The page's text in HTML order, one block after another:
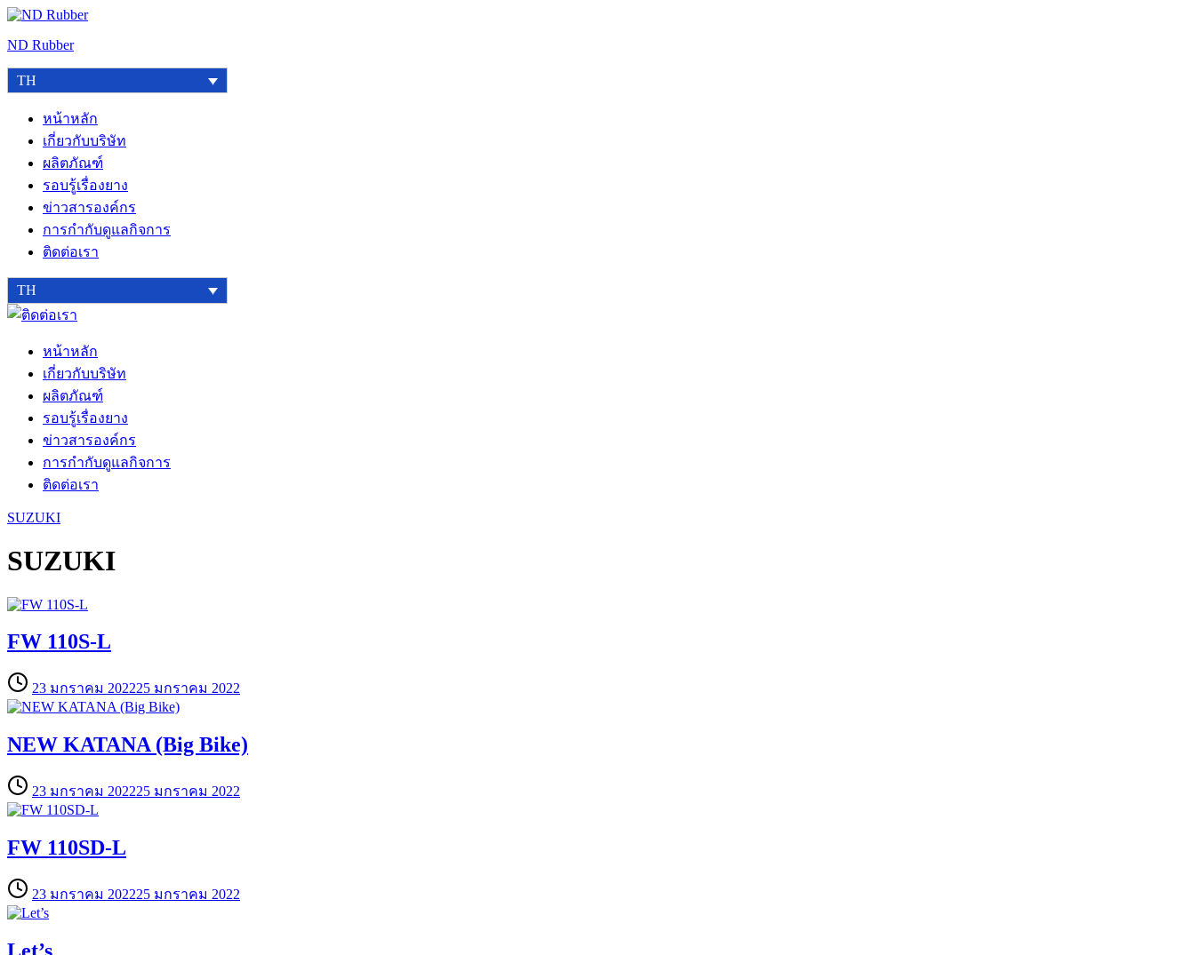
Skip
content
ND Rubber
TH
หน้าหลัก
เกี่ยวกับบริษัท
ผลิตภัณฑ์
รอบรู้เรื่องยาง
ข่าวสารองค์กร
การกำกับดูแลกิจการ
ติดต่อเรา
TH
ติดต่อ
หน้าหลัก
เกี่ยวกับบริษัท
ผลิตภัณฑ์
รอบรู้เรื่องยาง
ข่าวสารองค์กร
การกำกับดูแลกิจการ
ติดต่อเรา
SUZUKI
SUZUKI
FW 110S-L
23 มกราคม 202225 มกราคม 2022
NEW KATANA (Big Bike)
23 มกราคม 202225 มกราคม 2022
FW 110SD-L
23 มกราคม 202225 มกราคม 2022